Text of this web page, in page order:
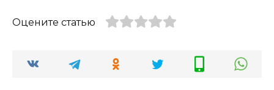
Оцените статью